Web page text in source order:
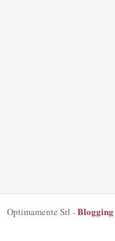
Optimamente Srl -Blogging